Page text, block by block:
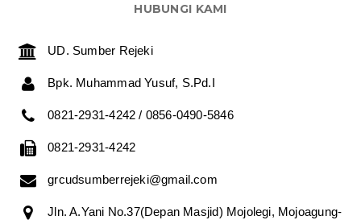
HUBUNGI KAMI
UD. Sumber Rejeki
Bpk. Muhammad Yusuf, S.Pd.I
0821-2931-4242 / 0856-0490-5846
0821-2931-4242
grcudsumberrejeki@gmail.com
Jln. A.Yani No.37(Depan Masjid) Mojolegi, Mojoagung-